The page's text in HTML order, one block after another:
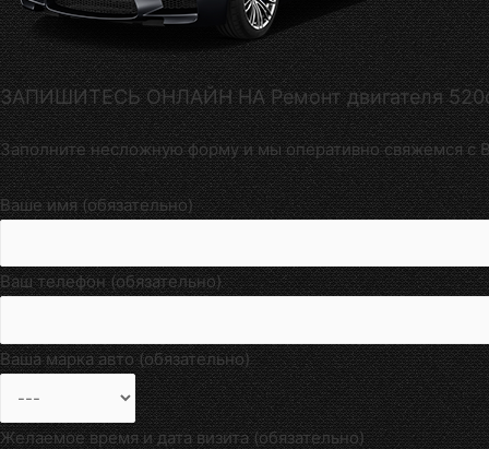
ЗАПИШИТЕСЬ ОНЛАЙН НА Ремонт двигателя
Заполните несложную форму и мы оперативно свяжемся с
Ваше имя (обязательно)
Ваш телефон (обязательно)
Ваша марка авто (обязательно)
Желаемое время и дата визита (обязательно)